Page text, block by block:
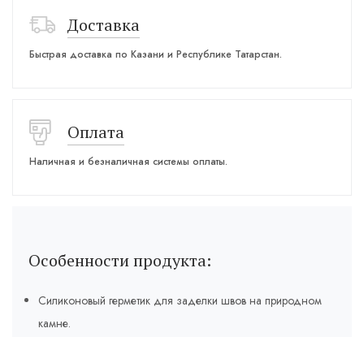
Доставка
Быстрая доставка по Казани и Республике Татарстан.
Оплата
Наличная и безналичная системы оплаты.
Особенности продукта:
Силиконовый герметик для заделки швов на природном
камне.